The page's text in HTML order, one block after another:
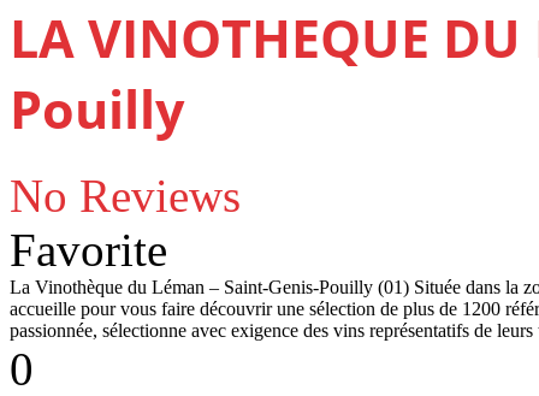
LA VINOTHEQUE
Pouilly
No Reviews
Favorite
La Vinothèque du Léman – Saint-Genis-Pouilly (01) Située dans la
accueille pour vous faire découvrir une sélection de plus de 1200
passionnée, sélectionne avec exigence des vins représentatifs de
0